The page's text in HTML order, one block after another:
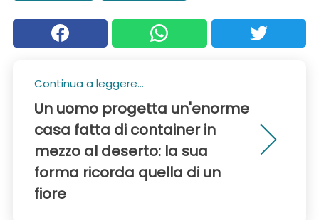
Continua a leggere...
Un uomo progetta un'enorme
casa fatta di container in
mezzo al deserto: la sua
forma ricorda quella di un
fiore